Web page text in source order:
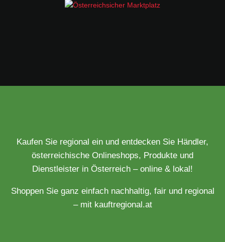
Kaufen Sie regional ein und entdecken Sie Händler,
österreichische Onlineshops, Produkte und
Dienstleister in Österreich – online & lokal!
Shoppen Sie ganz einfach nachhaltig, fair und regional
– mit kauftregional.at